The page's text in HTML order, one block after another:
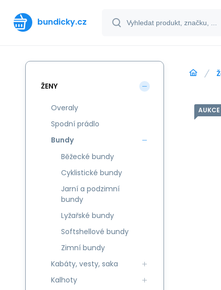
bundicky.cz
AUKCE
ŽENY
Overaly
Spodní prádlo
Bundy
Běžecké bundy
Cyklistické bundy
Jarní a podzimní
bundy
Lyžařské bundy
Softshellové bundy
Zimní bundy
Kabáty, vesty, saka
Kalhoty